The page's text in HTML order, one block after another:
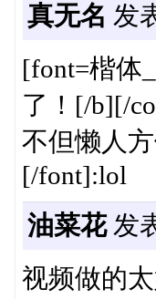
真无名 发
[font=楷体
了！[/b][/
不但懒人
[/font]:lol
油菜花发
视频做的